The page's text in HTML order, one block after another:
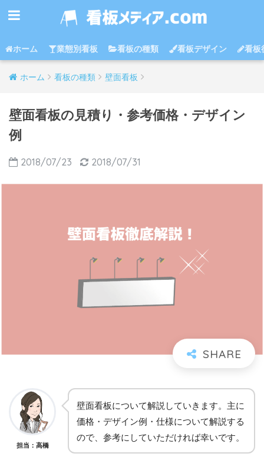
ホーム 業態別看板 看板の種類 看板デザイン 看板
ホーム 看板の種類 壁面看板
壁面看板の見積り・参考価格・デザイン
例
2018/07/23 2018/07/31
担当：高橋
壁面看板について解説していきます。主に
価格・デザイン例・仕様について解説する
ので、参考にしていただければ幸いです。